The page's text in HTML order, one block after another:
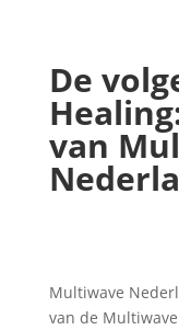
De
van
Multiwave
van de